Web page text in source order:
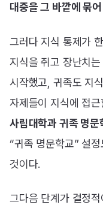
대중을 그 바깥에 묶
그러다 지식 통제가
지식을 쥐고 장난치
시작했고, 귀족도 지
자제들이 지식에 접
사립대학과 귀족 명문
“귀족 명문학교” 설
것이다.
그다음 단계가 결정